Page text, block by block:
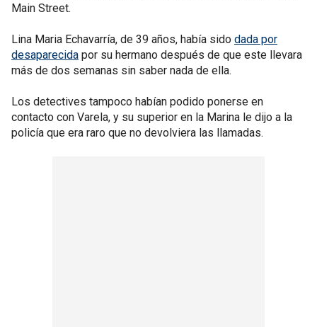
Main Street.
Lina Maria Echavarría, de 39 años, había sido dada por
desaparecida por su hermano después de que este llevara
más de dos semanas sin saber nada de ella.
Los detectives tampoco habían podido ponerse en
contacto con Varela, y su superior en la Marina le dijo a la
policía que era raro que no devolviera las llamadas.